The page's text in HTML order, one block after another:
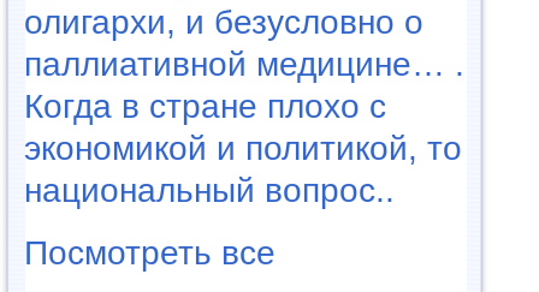
олигархи, и безусловно о
паллиативной медицине… .
Когда в стране плохо с
экономикой и политикой, то
национальный вопрос..
Посмотреть все